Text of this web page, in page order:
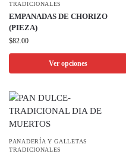
TRADICIONALES
EMPANADAS DE CHORIZO
(PIEZA)
$82.00
Ver opciones
PANADERÍA Y GALLETAS
TRADICIONALES